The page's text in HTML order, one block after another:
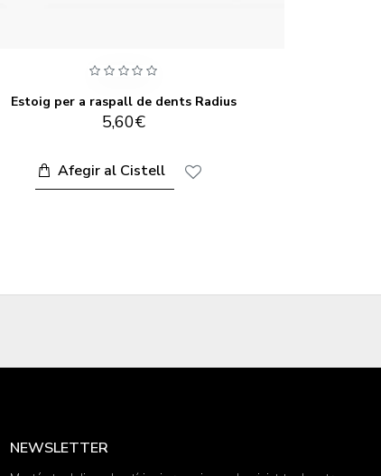
Estoig per a raspall de dents Radius
5,60€
Afegir al Cistell
NEWSLETTER